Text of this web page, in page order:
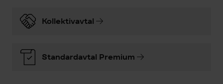
Kollektivavtal
Standardavtal Premium